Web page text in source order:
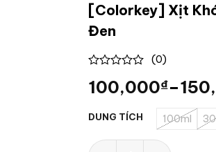
[Colorkey] Xịt
Đen
out
(0)
100,000₫–
DUNG TÍCH 100ml
[Colorkey] Xịt Khóa